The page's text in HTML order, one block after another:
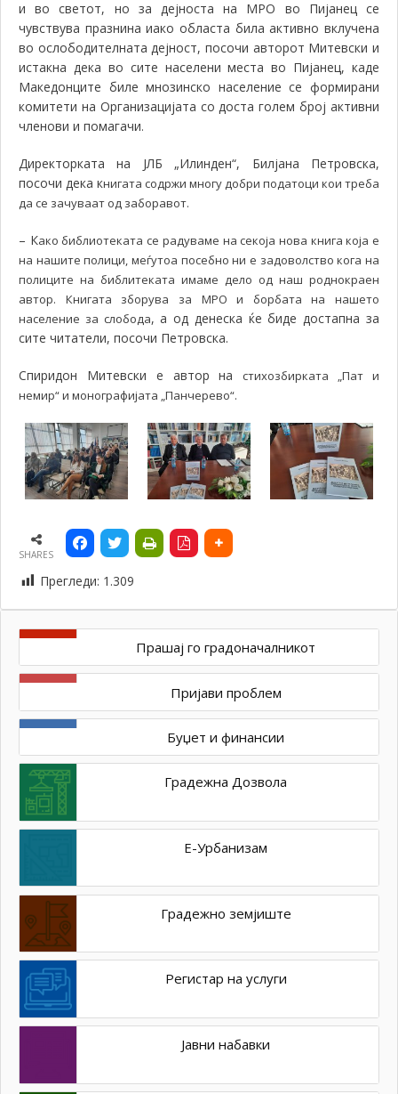
и во светот, но за дејноста на МРО во Пијанец се
чувствува празнина иако областа била активно вклучена
во ослободителната дејност, посочи авторот Митевски и
истакна дека во сите населени места во Пијанец, каде
Македонците биле мнозинско население се формирани
комитети на Организацијата со доста голем број активни
членови и помагачи.
Директорката на ЈЛБ „Илинден“, Билјана Петровска,
посочи дека книгата содржи многу добри податоци кои треба
да се зачуваат од заборавот.
– Како библиотеката се радуваме на секоја нoва книга која е
на нашите полици, меѓутоа посебно ни е задоволство кога на
полиците на библитеката имаме дело од наш роднокраен
автор. Книгата зборува за МРО и борбата на нашето
население за слобода, а од денеска ќе биде достапна за
сите читатели, посочи Петровска.
Спиридон Митевски е автор на стихозбирката „Пат и
немир“ и монографијата „Панчерево“.
SHARES
Прегледи: 1.309
Прашај го градоначалникот
Пријави проблем
Буџет и финансии
Градежна Дозвола
Е-Урбанизам
Градежно земјиште
Регистар на услуги
Јавни набавки